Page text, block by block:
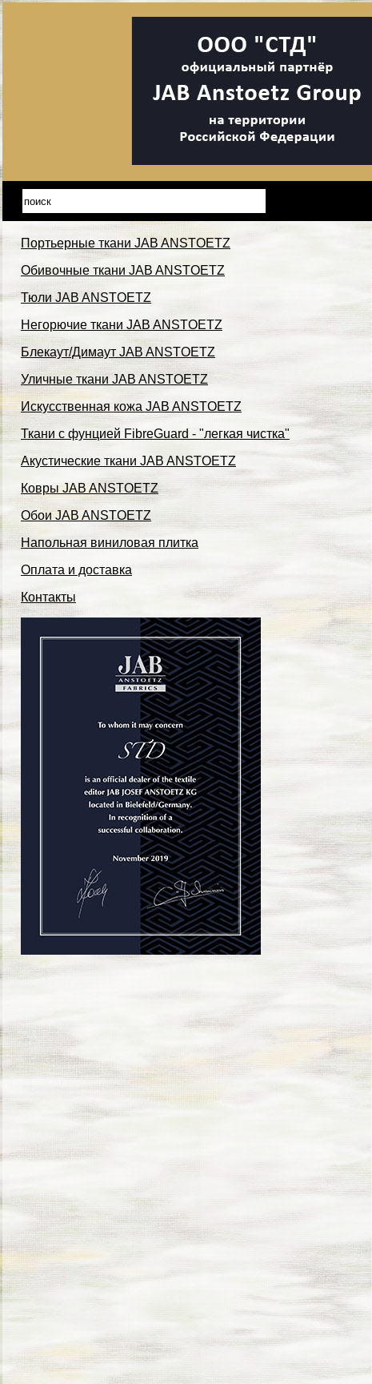
Портьерные ткани JAB ANSTOETZ
Обивочные ткани JAB ANSTOETZ
Тюли JAB ANSTOETZ
Негорючие ткани JAB ANSTOETZ
Блекаут/Димаут JAB ANSTOETZ
Уличные ткани JAB ANSTOETZ
Искусственная кожа JAB ANSTOETZ
Ткани с фунцией FibreGuard - "легкая чистка"
Акустические ткани JAB ANSTOETZ
Ковры JAB ANSTOETZ
Обои JAB ANSTOETZ
Напольная виниловая плитка
Оплата и доставка
Контакты